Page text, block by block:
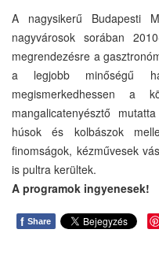
A nagysikerű Budapesti
nagyvárosok sorában
megrendezésre a
a legjobb minőségű
megismerkedhessen a
mangalicatenyésztő
húsok és kolbászok
finomságok, kézművesek
is pultra kerültek.
A programok ingyenesek!
f Share